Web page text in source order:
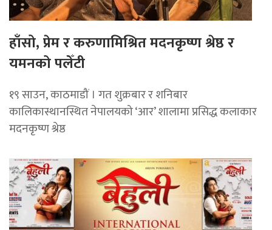
हाँसो, प्रेम र करुणामिश्रित मदनकृष्ण श्रेष्ठ र
यमनको पलेँटी
१९ साउन, काठमाडौं । गत शुक्रबार र शनिबार
कालिकास्थानस्थित नेपालयको ‘आर’ शालामा प्रसिद्ध कलाकार
मदनकृष्ण श्रेष्ठ